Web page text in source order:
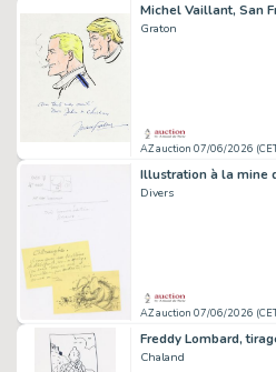
Graton
AZ auction 07/06/2026
Divers
AZ auction 07/06/2026
Chaland